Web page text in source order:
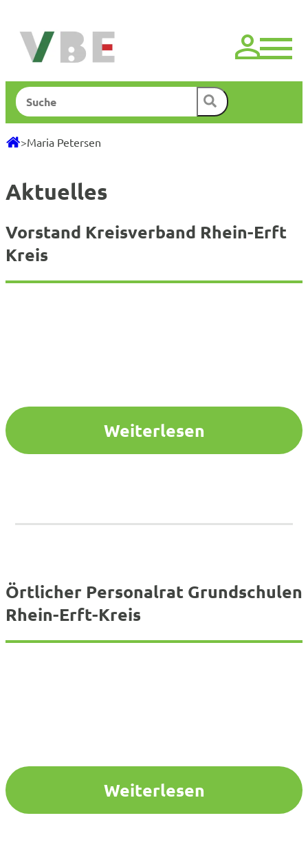
springen
Suchen
>Maria Petersen
Aktuelles
Vorstand Kreisverband Rhein-Erft
Kreis
Weiterlesen
Örtlicher Personalrat Grundschulen
Rhein-Erft-Kreis
Weiterlesen